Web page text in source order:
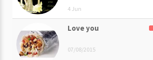
4 Jun
Love you
07/08/2015